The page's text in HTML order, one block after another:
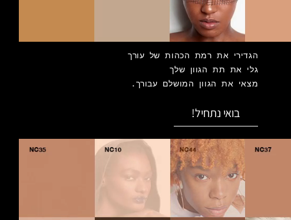
הגדירי את רמת הכהות של עורך
גלי את תת הגוון שלך
מצאי את הגוון המושלם עבורך.
בואי נתחיל!